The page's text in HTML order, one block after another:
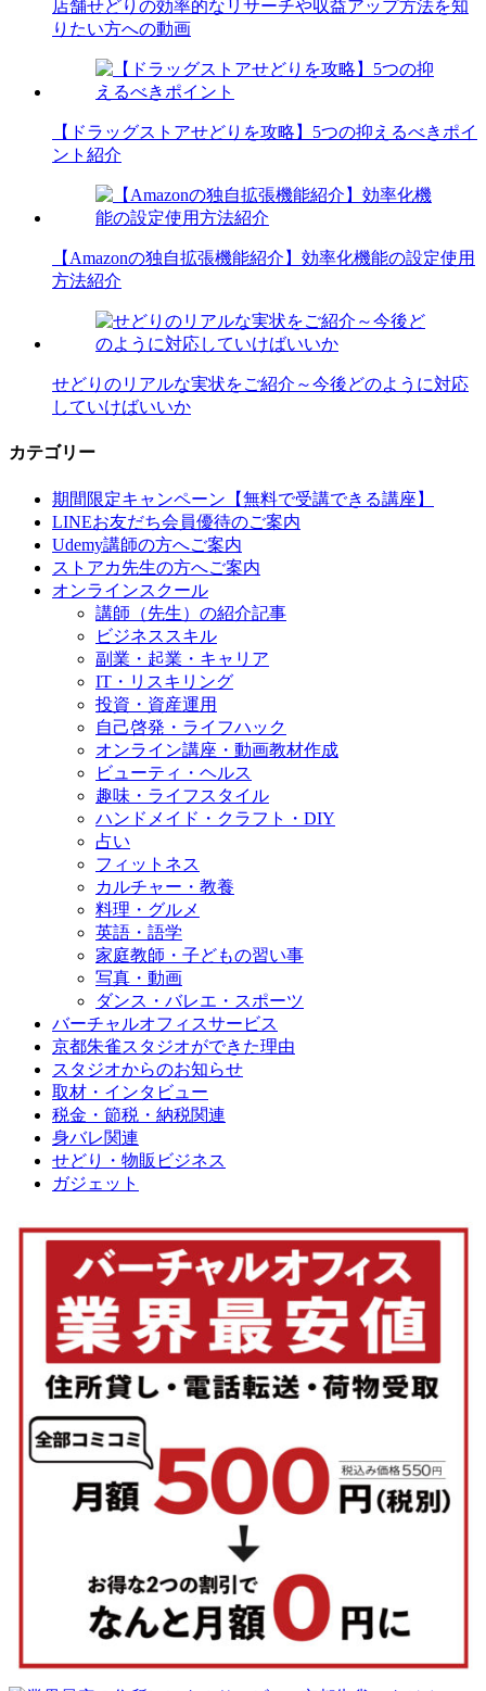
店舗せどりの効率的なリサーチや収益アップ方法を知
りたい方への動画
【ドラッグストアせどりを攻略】5つの抑えるべきポイ
ント紹介
【Amazonの独自拡張機能紹介】効率化機能の設定使用
方法紹介
せどりのリアルな実状をご紹介～今後どのように対応
していけばいいか
カテゴリー
期間限定キャンペーン【無料で受講できる講座】
LINEお友だち会員優待のご案内
Udemy講師の方へご案内
ストアカ先生の方へご案内
オンラインスクール
講師（先生）の紹介記事
ビジネススキル
副業・起業・キャリア
IT・リスキリング
投資・資産運用
自己啓発・ライフハック
オンライン講座・動画教材作成
ビューティ・ヘルス
趣味・ライフスタイル
ハンドメイド・クラフト・DIY
占い
フィットネス
カルチャー・教養
料理・グルメ
英語・語学
家庭教師・子どもの習い事
写真・動画
ダンス・バレエ・スポーツ
バーチャルオフィスサービス
京都朱雀スタジオができた理由
スタジオからのお知らせ
取材・インタビュー
税金・節税・納税関連
身バレ関連
せどり・物販ビジネス
ガジェット